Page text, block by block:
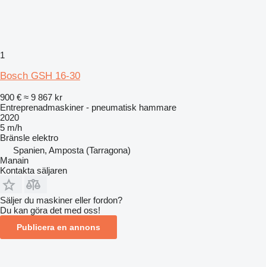
1
Bosch GSH 16-30
900 € ≈ 9 867 kr
Entreprenadmaskiner - pneumatisk hammare
2020
5 m/h
Bränsle elektro
Spanien, Amposta (Tarragona)
Manain
Kontakta säljaren
Säljer du maskiner eller fordon?
Du kan göra det med oss!
Publicera en annons